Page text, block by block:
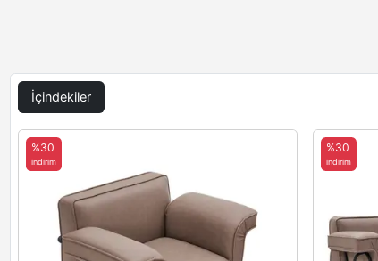
İçindekiler
%30
indirim
%30
indirim